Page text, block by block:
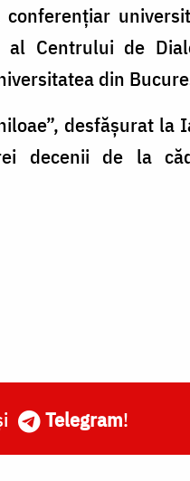
al Centrului de
din
desfășurat la
decenii de la
Telegram!